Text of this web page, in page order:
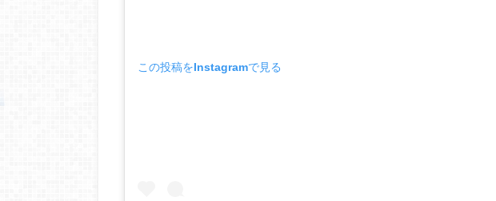
この投稿をInstagramで見る